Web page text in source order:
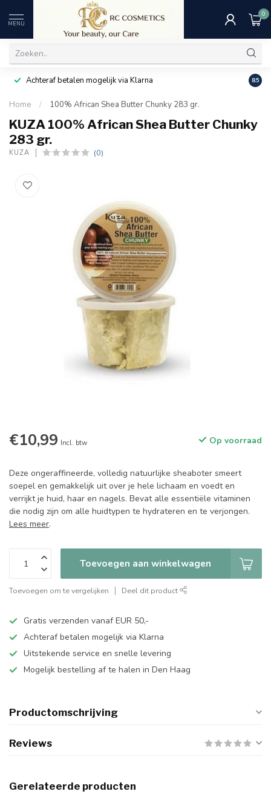
MENU
0
Achteraf betalen mogelijk via Klarna 8.5
Home / 100% African Shea Butter Chunky 283 gr.
KUZA 100% African Shea Butter Chunky
283 gr.
KUZA (0)
€10,99 Incl. btw Op voorraad
Deze ongeraffineerde, volledig natuurlijke sheaboter smeert
soepel en gemakkelijk uit over je hele lichaam en voedt en
verrijkt je huid, haar en nagels. Bevat alle essentiële vitaminen
die nodig zijn om alle huidtypen te hydrateren en te verjongen.
Lees meer.
Toevoegen aan winkelwagen
Toevoegen om te vergelijken Deel dit product
Gratis verzenden vanaf EUR 50,-
Achteraf betalen mogelijk via Klarna
Uitstekende service en snelle levering
Mogelijk bestelling af te halen in Den Haag
Productomschrijving
Reviews
Gerelateerde producten